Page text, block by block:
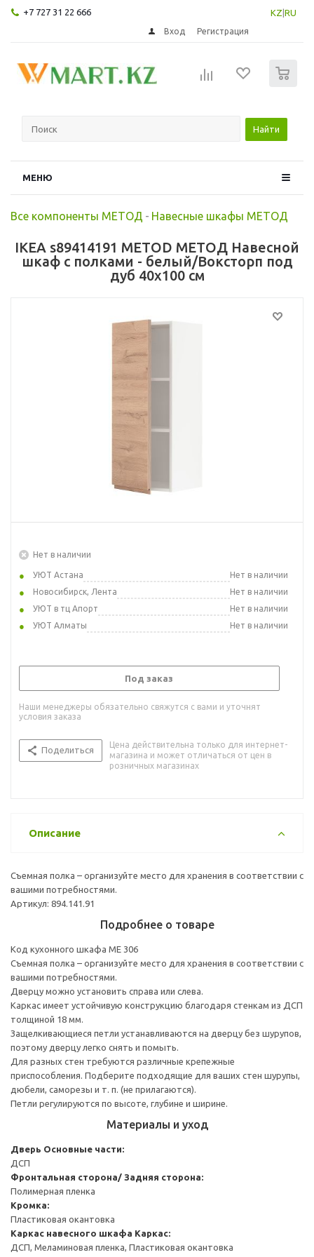
+7 727 31 22 666 KZ RU
Вход Регистрация
Найти
МЕНЮ
Все компоненты МЕТОД - Навесные шкафы МЕТОД
IKEA s89414191 METOD МЕТОД Навесной
шкаф с полками - белый/Воксторп под
дуб 40x100 см
Нет в наличии
УЮТ Астана
Нет в наличии
Новосибирск, Лента
Нет в наличии
УЮТ в тц Апорт
Нет в наличии
УЮТ Алматы
Нет в наличии
Под заказ
Наши менеджеры обязательно свяжутся с вами и уточнят
условия заказа
Поделиться
Цена действительна только для интернет-
магазина и может отличаться от цен в
розничных магазинах
Описание
Съемная полка – организуйте место для хранения в соответствии с
вашими потребностями.
Артикул: 894.141.91
Подробнее о товаре
Код кухонного шкафа ME 306
Съемная полка – организуйте место для хранения в соответствии с
вашими потребностями.
Дверцу можно установить справа или слева.
Каркас имеет устойчивую конструкцию благодаря стенкам из ДСП
толщиной 18 мм.
Защелкивающиеся петли устанавливаются на дверцу без шурупов,
поэтому дверцу легко снять и помыть.
Для разных стен требуются различные крепежные
приспособления. Подберите подходящие для ваших стен шурупы,
дюбели, саморезы и т. п. (не прилагаются).
Петли регулируются по высоте, глубине и ширине.
Материалы и уход
Дверь Основные части:
ДСП
Фронтальная сторона/ Задняя сторона:
Полимерная пленка
Кромка:
Пластиковая окантовка
Каркас навесного шкафа Каркас:
ДСП, Меламиновая пленка, Пластиковая окантовка